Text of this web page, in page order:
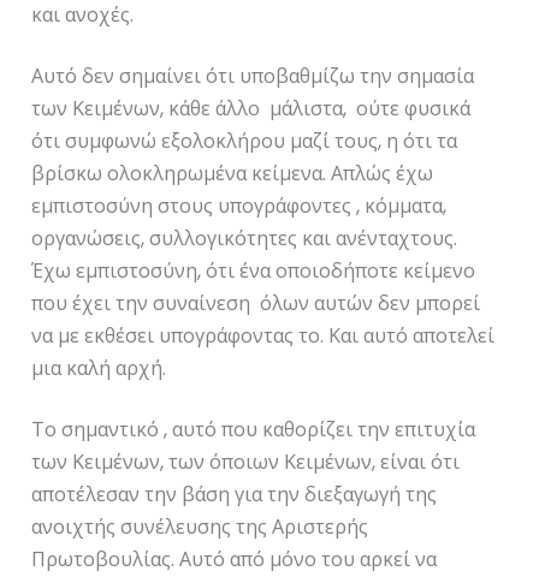
και ανοχές.
Αυτό δεν σημαίνει ότι υποβαθμίζω την σημασία
των Κειμένων, κάθε άλλο μάλιστα, ούτε φυσικά
ότι συμφωνώ εξολοκλήρου μαζί τους, η ότι τα
βρίσκω ολοκληρωμένα κείμενα. Απλώς έχω
εμπιστοσύνη στους υπογράφοντες , κόμματα,
οργανώσεις, συλλογικότητες και ανένταχτους.
Έχω εμπιστοσύνη, ότι ένα οποιοδήποτε κείμενο
που έχει την συναίνεση όλων αυτών δεν μπορεί
να με εκθέσει υπογράφοντας το. Και αυτό αποτελεί
μια καλή αρχή.
Το σημαντικό , αυτό που καθορίζει την επιτυχία
των Κειμένων, των όποιων Κειμένων, είναι ότι
αποτέλεσαν την βάση για την διεξαγωγή της
ανοιχτής συνέλευσης της Αριστερής
Πρωτοβουλίας. Αυτό από μόνο του αρκεί να